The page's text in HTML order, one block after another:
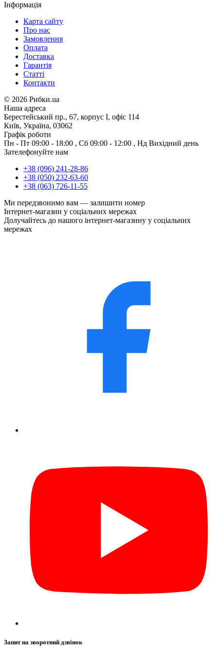
Інформація
Карта сайту
Про нас
Замовлення
Оплата
Доставка
Гарантія
Статті
Контакти
© 2026 Рибки.ua
Наша адреса
Берестейський пр., 67, корпус І, офіс 114
Київ, Україна, 03062
Графік роботи
Пн - Пт 09:00 - 18:00 , Сб 09:00 - 12:00 , Нд Вихідний день
Зателефонуйте нам
+38 (096) 241-28-86
+38 (050) 232-63-60
+38 (063) 726-11-55
Ми передзвонимо вам — залишити номер
Інтернет-магазин у соціальних мережах
Долучайтесь до нашого інтернет-магазину у соціальних
мережах
Запит на зворотний дзвінок